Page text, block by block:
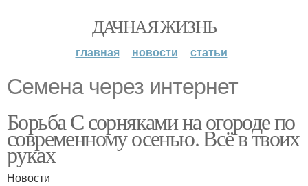
ДАЧНАЯ ЖИЗНЬ
главная новости статьи
Семена через интернет
Борьба С сорняками на огороде по
современному осенью. Всё в твоих
руках
Новости